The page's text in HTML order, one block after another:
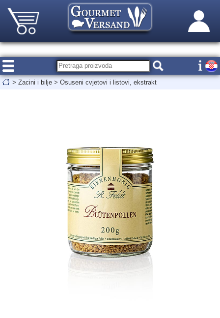
> Zacini i bilje > Osuseni cvjetovi i listovi, ekstrakt